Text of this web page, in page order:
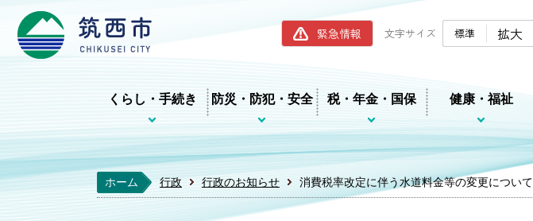
筑西市ホームページ
緊急情報 文字サイズ 標準 拡大
くらし・手続き 防災・防犯・安全 税・年金・国保 健康・福祉
ホーム 行政 行政のお知らせ 消費税率改定に伴う水道料金等の変更について